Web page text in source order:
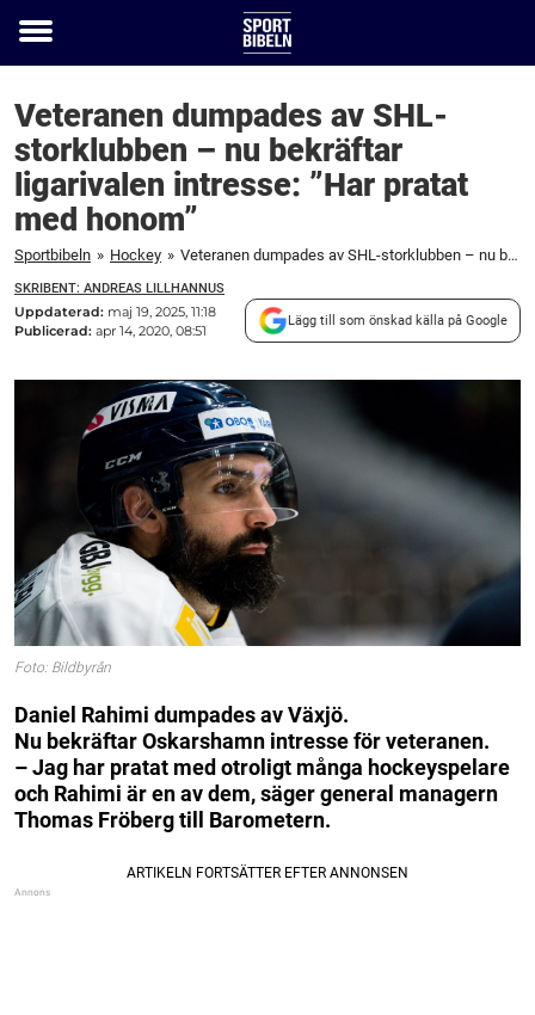
Toggle
Veteranen dumpades av SHL-
storklubben – nu bekräftar
ligarivalen intresse: ”Har pratat
med honom”
Sportbibeln » Hockey » Veteranen dumpades av SHL-storklubben – nu bekräftar ligarivalen intresse: ”Har pratat med honom”
SKRIBENT: ANDREAS LILLHANNUS
Uppdaterad: maj 19, 2025, 11:18
Publicerad: apr 14, 2020, 08:51
Lägg till som önskad källa på Google
Foto: Bildbyrån
Daniel Rahimi dumpades av Växjö.
Nu bekräftar Oskarshamn intresse för veteranen.
– Jag har pratat med otroligt många hockeyspelare
och Rahimi är en av dem, säger general managern
Thomas Fröberg till Barometern.